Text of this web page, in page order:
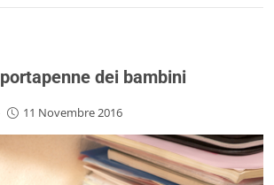
dei bambini
11 Novembre 2016